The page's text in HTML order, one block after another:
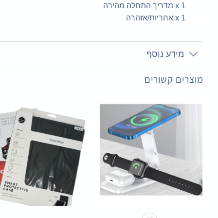
1 x מדריך התחלה מהירה
1 x אחריות/אזהרה
מידע נוסף
מוצרים קשורים
+